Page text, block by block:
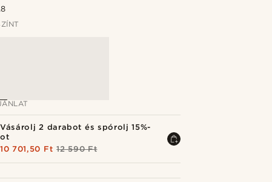
Vásárolj 2 darabot és spórolj 15%-
ot
10 701,50 Ft 12 590 Ft